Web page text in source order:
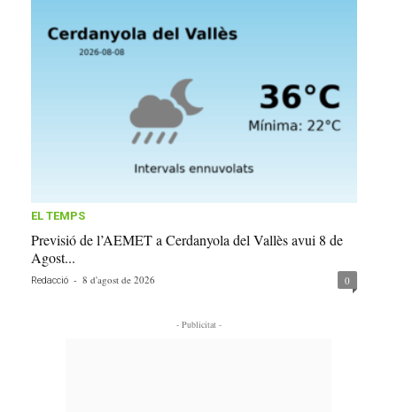
EL TEMPS
Previsió de l’AEMET a Cerdanyola del Vallès avui 8 de
Agost...
Redacció - 8 d'agost de 2026 0
- Publicitat -